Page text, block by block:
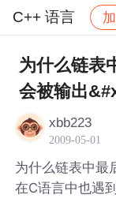
C++ 语言
社区 C++ 语
为什么链表
会被输出
xbb223
2009-05-01
为什么链表中最
在C语言中也遇